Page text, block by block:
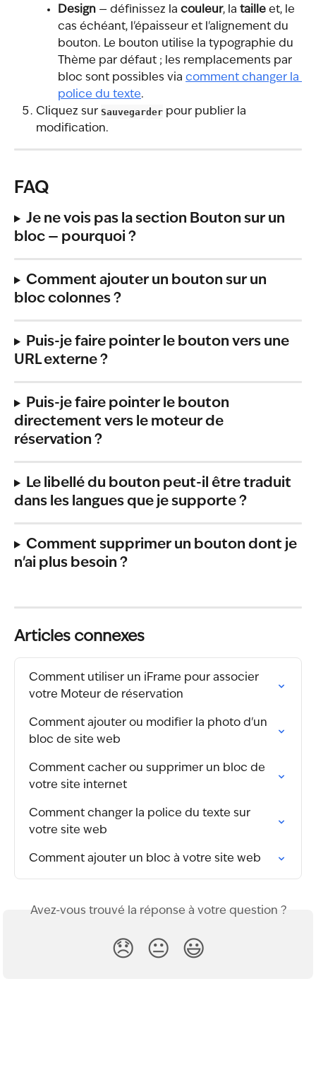
Design — définissez la couleur, la taille et, le
cas échéant, l'épaisseur et l'alignement du
bouton. Le bouton utilise la typographie du
Thème par défaut ; les remplacements par
bloc sont possibles via comment changer la
police du texte.
Cliquez sur Sauvegarder pour publier la
modification.
FAQ
Je ne vois pas la section Bouton sur un
bloc — pourquoi ?
Comment ajouter un bouton sur un
bloc colonnes ?
Puis-je faire pointer le bouton vers une
URL externe ?
Puis-je faire pointer le bouton
directement vers le moteur de
réservation ?
Le libellé du bouton peut-il être traduit
dans les langues que je supporte ?
Comment supprimer un bouton dont je
n'ai plus besoin ?
Articles connexes
Comment utiliser un iFrame pour associer
votre Moteur de réservation
Comment ajouter ou modifier la photo d'un
bloc de site web
Comment cacher ou supprimer un bloc de
votre site internet
Comment changer la police du texte sur
votre site web
Comment ajouter un bloc à votre site web
Avez-vous trouvé la réponse à votre question ?
😞 😐 😃